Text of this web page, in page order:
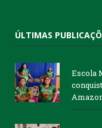
ÚLTIMAS
Escola